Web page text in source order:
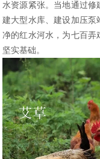
水资源紧张。当地通过修
建大型水库、建设加压泵
净的红水河水，为七百弄
坚实基础。